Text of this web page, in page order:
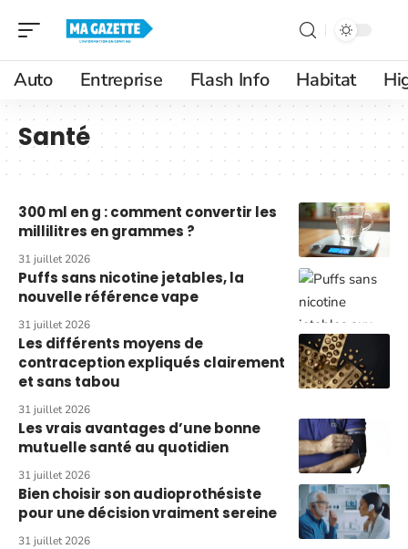
Auto Entreprise Flash Info Habitat
Santé
300 ml en g : comment convertir les
millilitres en grammes ?
31 juillet 2026
Puffs sans nicotine jetables, la
nouvelle référence vape
31 juillet 2026
Les différents moyens de
contraception expliqués clairement
et sans tabou
31 juillet 2026
Les vrais avantages d’une bonne
mutuelle santé au quotidien
31 juillet 2026
Bien choisir son audioprothésiste
pour une décision vraiment sereine
31 juillet 2026